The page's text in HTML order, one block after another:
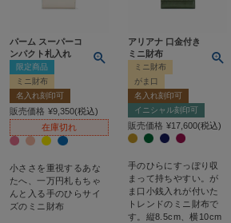
パーム スーパーコ
ンパクト札入れ
限定商品
ミニ財布
名入れ刻印可
販売価格 ¥9,350 税込
在庫切れ
小ささを重視するあな
たへ、一万円札もちゃ
んと入る手のひらサイ
ズのミニ財布
アリアナ 口金付き
ミニ財布
ミニ財布
がま口
名入れ刻印可
イニシャル刻印可
販売価格 ¥17,600 税込
手のひらにすっぽり収
まって持ちやすい。が
ま口小銭入れが付いた
トレンドのミニ財布で
す。縦8.5cm、横10cm